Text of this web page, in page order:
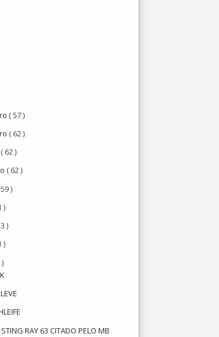
( 57 )
( 62 )
( 62 )
( 62 )
)
)
)
)
RAY 63 CITADO PELO MB